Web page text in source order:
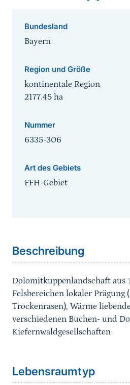
Bundesland
Bayern
Region und Größe
kontinentale Region
2177.45 ha
Nummer
6335-306
Art des Gebiets
FFH-Gebiet
Beschreibung
Dolomitkuppenlandschaft aus
Felsbereichen lokaler Prägung
Trockenrasen), Wärme
verschiedenen Buchen- und
Kiefernwaldgesellschaften
Lebensraumtyp